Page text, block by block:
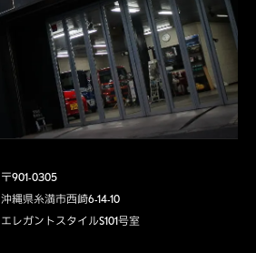
〒901-0305
沖縄県糸満市西崎6-14-10
エレガントスタイルS101号室